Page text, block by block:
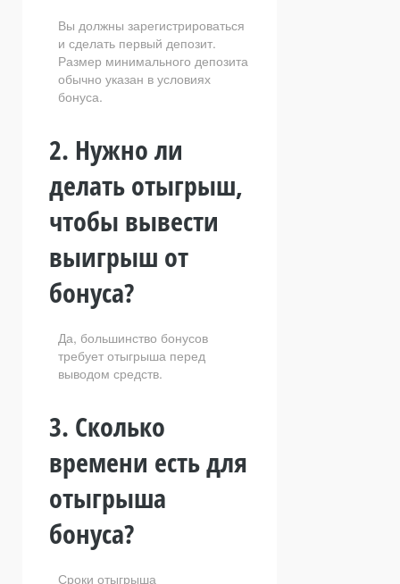
Вы должны зарегистрироваться
и сделать первый депозит.
Размер минимального депозита
обычно указан в условиях
бонуса.
2. Нужно ли
делать отыгрыш,
чтобы вывести
выигрыш от
бонуса?
Да, большинство бонусов
требует отыгрыша перед
выводом средств.
3. Сколько
времени есть для
отыгрыша
бонуса?
Сроки отыгрыша